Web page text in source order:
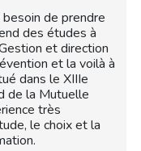
de prendre
des études à
et direction
et la voilà à
dans le XIIIe
de la Mutuelle
très
le choix et la